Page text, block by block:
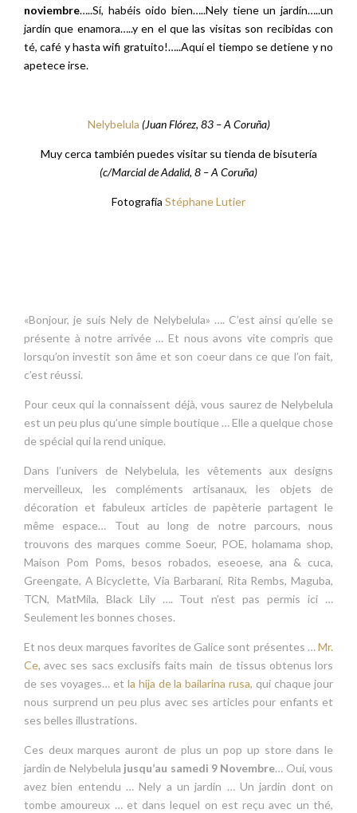
noviembre…..Sí, habéis oido bien…..Nely tiene un jardín…..un
jardín que enamora…..y en el que las visitas son recibidas con
té, café y hasta wifi gratuito!…..Aquí el tiempo se detiene y no
apetece irse.
Nelybelula (Juan Flórez, 83 – A Coruña)
Muy cerca también puedes visitar su tienda de bisutería
(c/Marcial de Adalid, 8 – A Coruña)
Fotografía Stéphane Lutier
«Bonjour, je suis Nely de Nelybelula» …. C’est ainsi qu’elle se
présente à notre arrivée … Et nous avons vite compris que
lorsqu’on investit son âme et son coeur dans ce que l’on fait,
c’est réussi.
Pour ceux qui la connaissent déjà, vous saurez de Nelybelula
est un peu plus qu’une simple boutique … Elle a quelque chose
de spécial qui la rend unique.
Dans l’univers de Nelybelula, les vêtements aux designs
merveilleux, les compléments artisanaux, les objets de
décoration et fabuleux articles de papèterie partagent le
même espace… Tout au long de notre parcours, nous
trouvons des marques comme Soeur, POE, holamama shop,
Maison Pom Poms, besos robados, eseoese, ana & cuca,
Greengate, A Bicyclette, Via Barbarani, Rita Rembs, Maguba,
TCN, MatMila, Black Lily …. Tout n’est pas permis ici …
Seulement les bonnes choses.
Et nos deux marques favorites de Galice sont présentes …Mr.
Ce, avec ses sacs exclusifs faits main de tissus obtenus lors
de ses voyages… et la hija de la bailarina rusa, qui chaque jour
nous surprend un peu plus avec ses articles pour enfants et
ses belles illustrations.
Ces deux marques auront de plus un pop up store dans le
jardin de Nelybelula jusqu’au samedi 9 Novembre… Oui, vous
avez bien entendu … Nely a un jardin … Un jardin dont on
tombe amoureux … et dans lequel on est reçu avec un thé,